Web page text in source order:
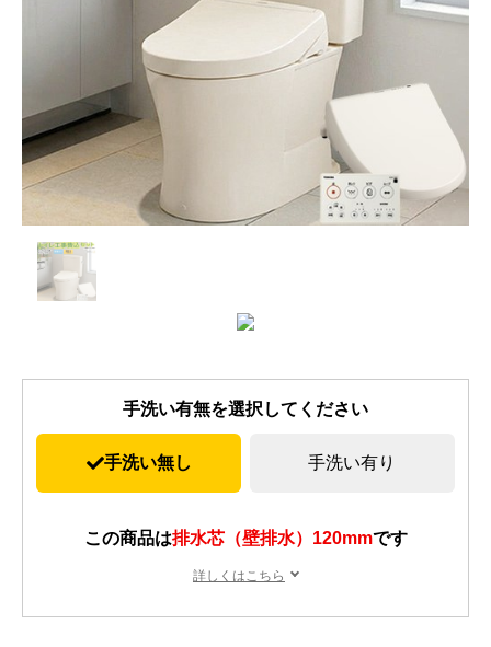
手洗い有無を選択してください
手洗い無し 手洗い有り
この商品は排水芯（壁排水）120mmです
詳しくはこちら